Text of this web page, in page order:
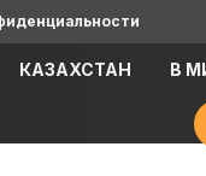
КАЗАХСТАН В